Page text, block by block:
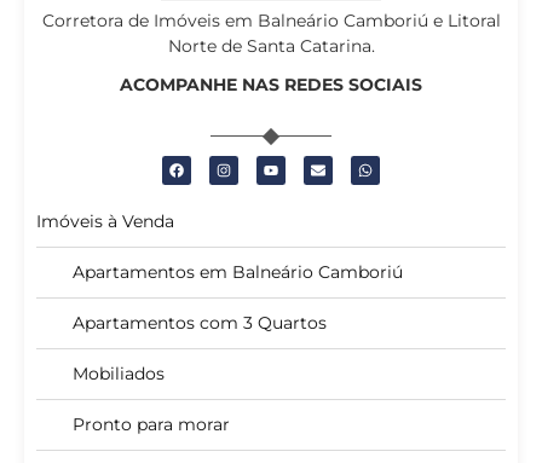
Corretora de Imóveis em Balneário Camboriú e Litoral
Norte de Santa Catarina.
ACOMPANHE NAS REDES SOCIAIS
Imóveis à Venda
Apartamentos em Balneário Camboriú
Apartamentos com 3 Quartos
Mobiliados
Pronto para morar